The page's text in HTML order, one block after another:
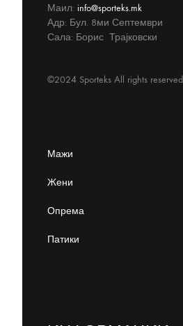
Маил: info@sporteks.mk
Адр: Бул. 8ми Септември
Сала: Борис Трајковски
©2024 Sporteks All rights reserved
Мажи
Жени
Опрема
Патики